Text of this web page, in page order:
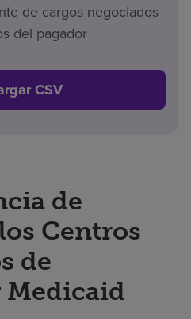
de cargos negociados
del pagador
CSV
de
Centros
de
Medicaid